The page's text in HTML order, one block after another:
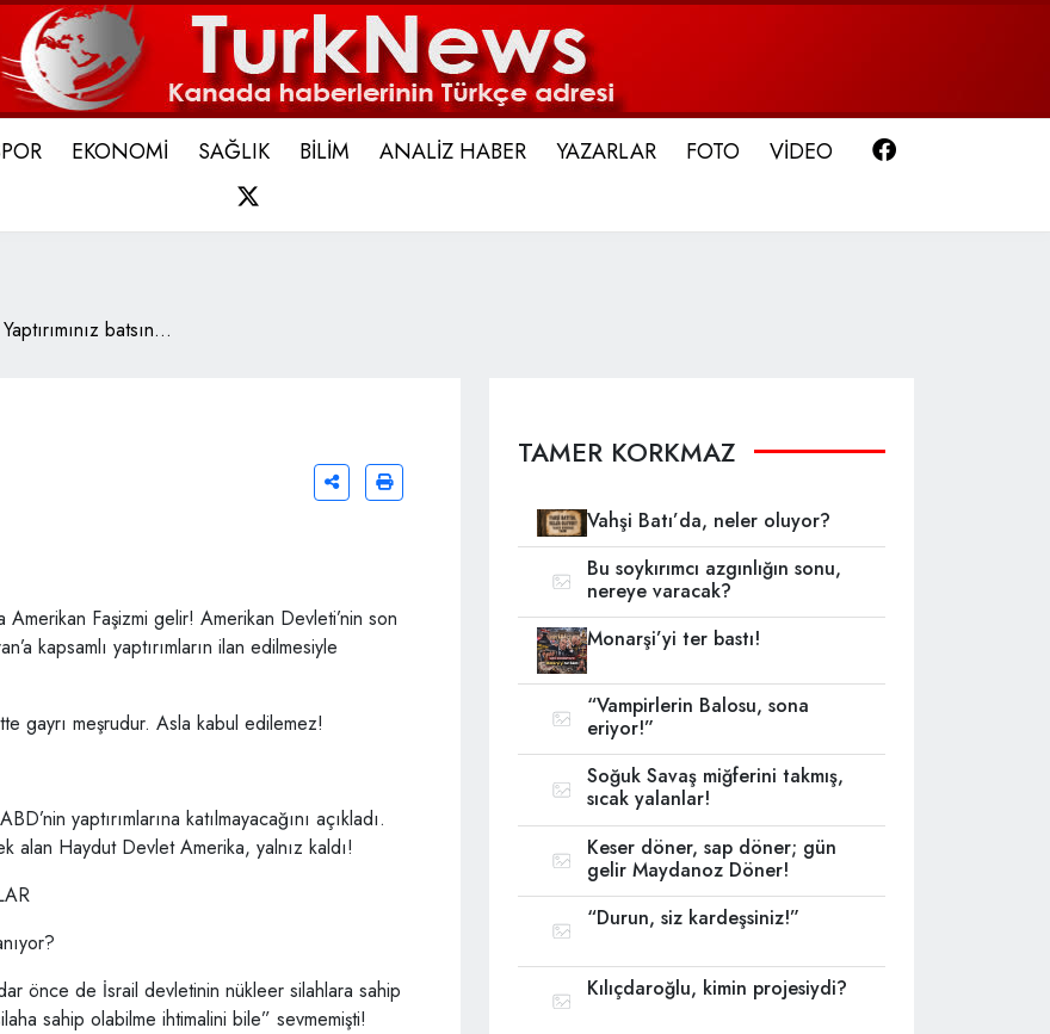
EKONOMİ SAĞLIK BİLİM ANALİZ HABER YAZARLAR FOTO VİDEO
Yaptırımınız batsın…
Faşizmi gelir! Amerikan Devleti’nin son
kapsamlı yaptırımların ilan edilmesiyle
gayrı meşrudur. Asla kabul edilemez!
yaptırımlarına katılmayacağını açıkladı.
alan Haydut Devlet Amerika, yalnız kaldı!
önce de İsrail devletinin nükleer silahlara sahip
sahip olabilme ihtimalini bile” sevmemişti!
TAMER KORKMAZ
Vahşi Batı’da, neler oluyor?
Bu soykırımcı azgınlığın sonu,
nereye varacak?
Monarşi’yi ter bastı!
“Vampirlerin Balosu, sona
eriyor!”
Soğuk Savaş miğferini takmış,
sıcak yalanlar!
Keser döner, sap döner; gün
gelir Maydanoz Döner!
“Durun, siz kardeşsiniz!”
Kılıçdaroğlu, kimin projesiydi?